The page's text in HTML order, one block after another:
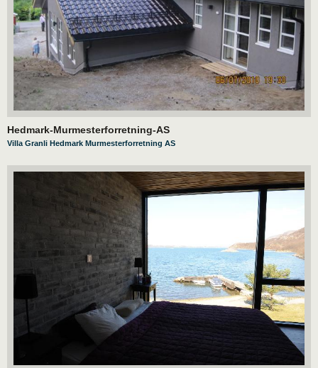
Hedmark-Murmesterforretning-AS
Villa Granli Hedmark Murmesterforretning AS